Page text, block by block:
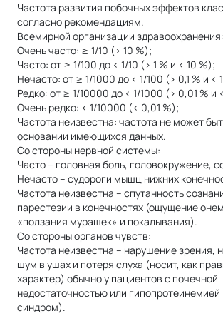
Частота развития побочных эффектов
согласно рекомендациям.
Всемирной организации здравоохранения:
Очень часто: ≥ 1/10 (> 10 %);
Часто: от ≥ 1/100 до < 1/10 (> 1 % и < 10 %);
Нечасто: от ≥ 1/1000 до < 1/100 (> 0,1 % и <
Редко: от ≥ 1/10000 до < 1/1000 (> 0,01 % и
Очень редко: < 1/10000 (< 0,01 %);
Частота неизвестна: частота не может
основании имеющихся данных.
Со стороны нервной системы:
Часто – головная боль, головокружение,
Нечасто – судороги мышц нижних
Частота неизвестна – спутанность
парестезии в конечностях (ощущение
«ползания мурашек» и покалывания).
Со стороны органов чувств:
Частота неизвестна – нарушение зрения,
шум в ушах и потеря слуха (носит, как
характер) обычно у пациентов с почечной
недостаточностью или
синдром).